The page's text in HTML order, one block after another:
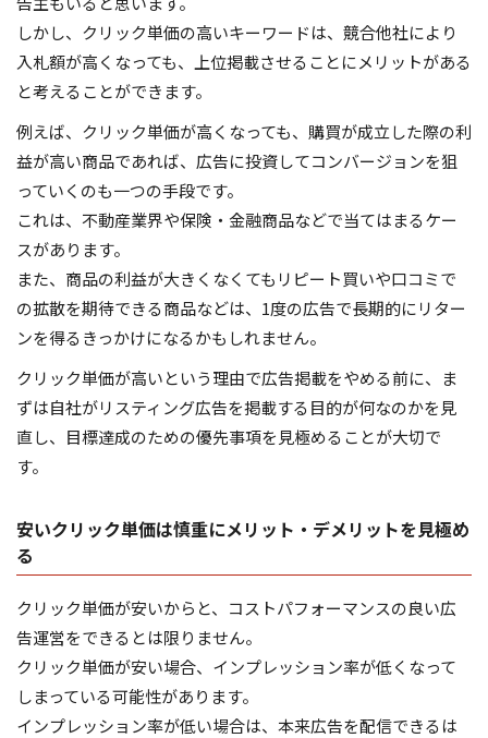
しかし、クリック単価の高いキーワードは、競合他社により
入札額が高くなっても、上位掲載させることにメリットがある
と考えることができます。
例えば、クリック単価が高くなっても、購買が成立した際の利
益が高い商品であれば、広告に投資してコンバージョンを狙
っていくのも一つの手段です。
これは、不動産業界や保険・金融商品などで当てはまるケー
スがあります。
また、商品の利益が大きくなくてもリピート買いや口コミで
の拡散を期待できる商品などは、1度の広告で長期的にリター
ンを得るきっかけになるかもしれません。
クリック単価が高いという理由で広告掲載をやめる前に、ま
ずは自社がリスティング広告を掲載する目的が何なのかを見
直し、目標達成のための優先事項を見極めることが大切で
す。
安いクリック単価は慎重にメリット・デメリットを見極め
る
クリック単価が安いからと、コストパフォーマンスの良い広
告運営をできるとは限りません。
クリック単価が安い場合、インプレッション率が低くなって
しまっている可能性があります。
インプレッション率が低い場合は、本来広告を配信できるは